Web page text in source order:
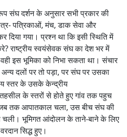
संघ दर्शन के अनुसार सभी प्रकार की
पत्रिकाओं, मंच, डाक सेवा और
दिया गया। प्रश्न था कि इसी स्थिति में
राष्ट्रीय स्वयंसेवक संघ का देश भर में
इस भूमिका को निभा सकता था। संचार
अन्य दलों पर तो पड़ा, पर संघ पर उसका
स्तर के उसके केन्द्रीय
तहसील के स्तरों से होते हुए गांव तक पहुच
तक आपातकाल चला, उस बीच संघ की
भूमिगत आंदोलन के ताने-बाने के लिए
सिद्ध हुए।